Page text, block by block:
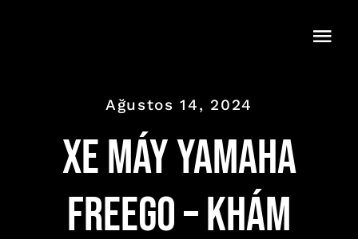
Ağustos 14, 2024
xe máy yamaha
freego – Khám